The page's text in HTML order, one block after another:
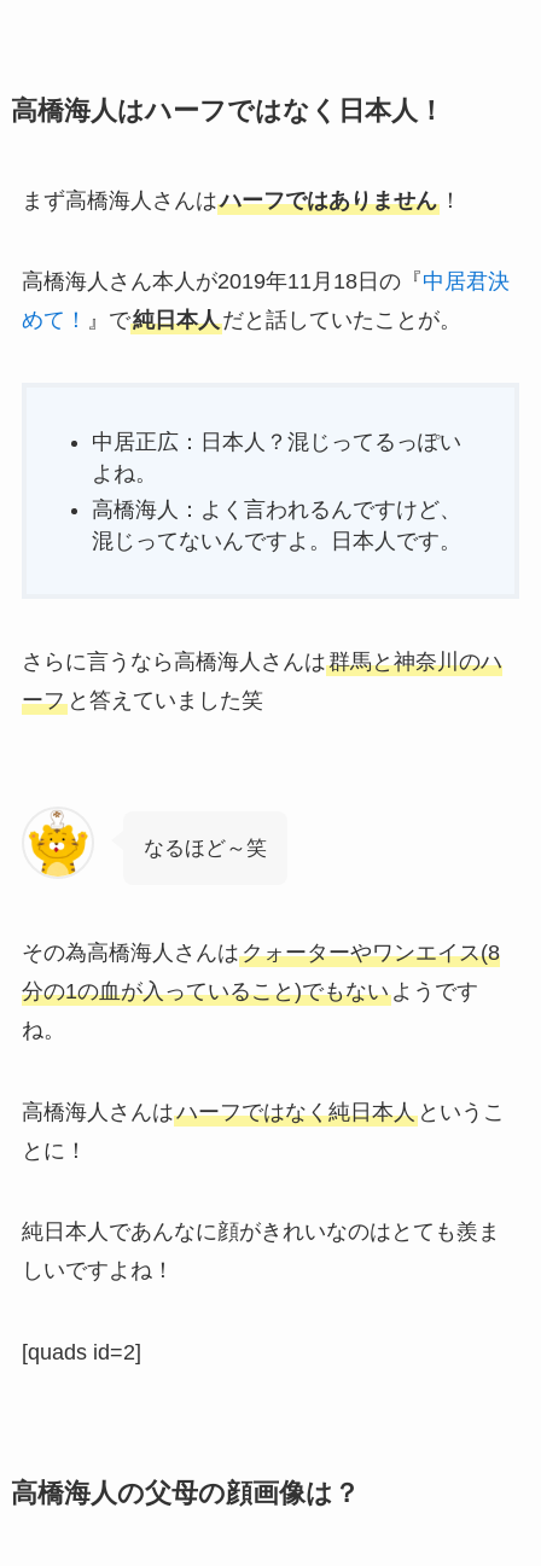
高橋海人はハーフではなく日本人！
まず高橋海人さんはハーフではありません！
高橋海人さん本人が2019年11月18日の『中居君決
めて！ 』で純日本人だと話していたことが。
中居正広：日本人？混じってるっぽい
よね。
高橋海人：よく言われるんですけど、
混じってないんですよ。日本人です。
さらに言うなら高橋海人さんは群馬と神奈川のハ
ーフと答えていました笑
なるほど～笑
その為高橋海人さんはクォーターやワンエイス(8
分の1の血が入っていること)でもないようです
ね。
高橋海人さんはハーフではなく純日本人というこ
とに！
純日本人であんなに顔がきれいなのはとても羨ま
しいですよね！
[quads id=2]
高橋海人の父母の顔画像は？